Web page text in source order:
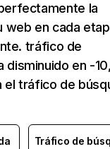
la
web en cada
tráfico de
disminuido en -
el tráfico de
Tráfico de